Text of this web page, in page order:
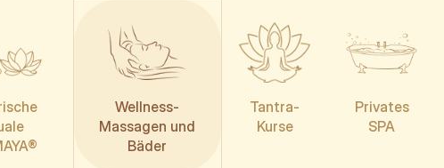
Wellness-
Massagen und
Bäder
Tantra-
Kurse
Privates
SPA